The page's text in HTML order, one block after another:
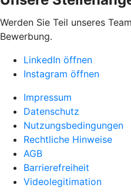
Werden Sie Teil unseres
Bewerbung.
LinkedIn öffnen
Instagram öffnen
Impressum
Datenschutz
Nutzungsbedingungen
Rechtliche Hinweise
AGB
Barrierefreiheit
Videolegitimation